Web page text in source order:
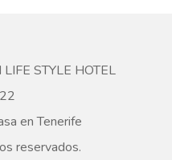
STYLE HOTEL
en Tenerife
reservados.